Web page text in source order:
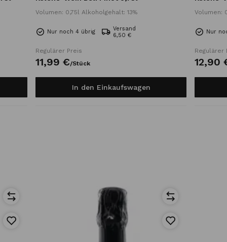
Volumen: 0,75l Alkoholgehalt: 13%
Nur noch 4 übrig
Versand
6,50 €
Regulärer Preis
11,99 €/Stück
In den Einkaufswagen
Volumen:
Nur
Regulärer
12,90